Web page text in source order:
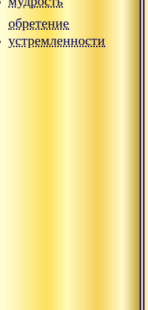
обретение
устремленности